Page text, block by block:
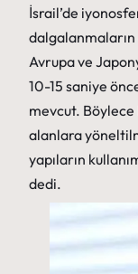
İsrail’de
Avrupa ve
10-15 saniye
mevcut. Böylece
alanlara
yapıların
dedi.